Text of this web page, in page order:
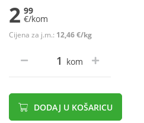
2 99
€/kom
Cijena za j.m.: 12,46 €/kg
kom
DODAJ U KOŠARICU